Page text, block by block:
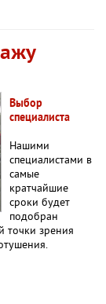
Выбор
специалиста
Нашими
специалистами в
самые
кратчайшие
сроки будет
подобран
точки зрения